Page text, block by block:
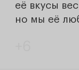
её вкусы
но мы её